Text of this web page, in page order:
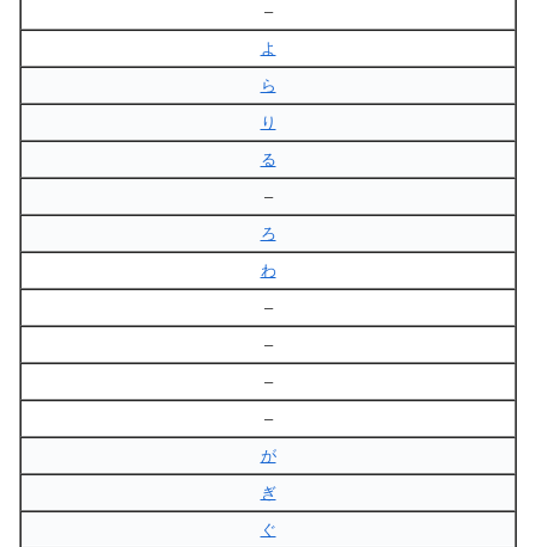
–
よ
ら
り
る
–
ろ
わ
–
–
–
–
が
ぎ
ぐ